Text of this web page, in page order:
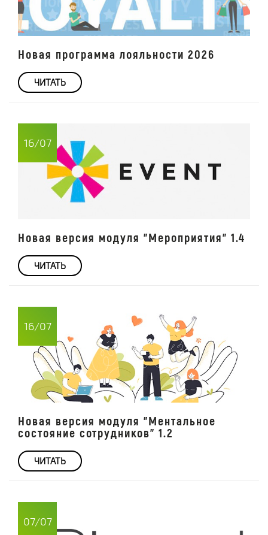
Новая программа лояльности 2026
ЧИТАТЬ
16/07
Новая версия модуля "Мероприятия" 1.4
ЧИТАТЬ
16/07
Новая версия модуля "Ментальное
состояние сотрудников" 1.2
ЧИТАТЬ
07/07